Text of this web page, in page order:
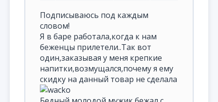
Подписываюсь под каждым
словом!
Я в баре работала,когда к нам
беженцы прилетели..Так вот
один,заказывая у меня крепкие
напитки,возмущался,почему я ему
скидку на данный товар не сделала